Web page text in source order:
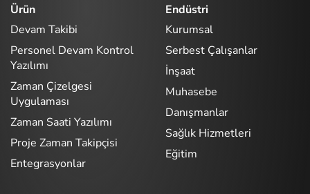
Ürün
Devam Takibi
Personel Devam Kontrol
Yazılımı
Zaman Çizelgesi
Uygulaması
Zaman Saati Yazılımı
Proje Zaman Takipçisi
Entegrasyonlar
Endüstri
Kurumsal
Serbest Çalışanlar
İnşaat
Muhasebe
Danışmanlar
Sağlık Hizmetleri
Eğitim